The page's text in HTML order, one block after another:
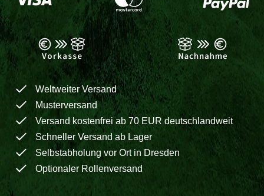
Weltweiter Versand
Musterversand
Versand kostenfrei ab 70 EUR deutschlandweit
Schneller Versand ab Lager
Selbstabholung vor Ort in Dresden
Optionaler Rollenversand